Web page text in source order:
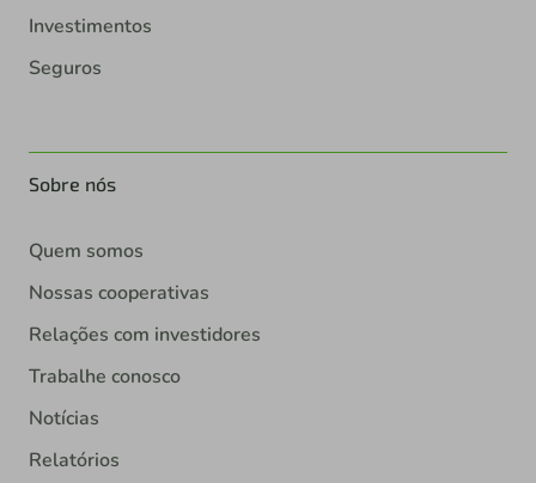
Investimentos
Seguros
Sobre nós
Quem somos
Nossas cooperativas
Relações com investidores
Trabalhe conosco
Notícias
Relatórios